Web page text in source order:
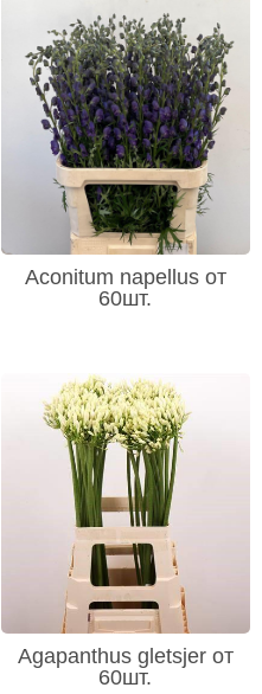
Aconitum napellus от
60шт.
Agapanthus gletsjer от
60шт.